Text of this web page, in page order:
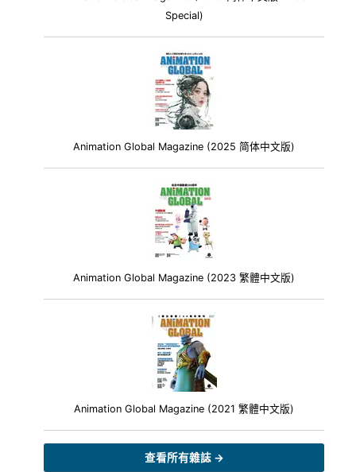
Special)
Animation Global Magazine (2025 简体中文版)
Animation Global Magazine (2023 繁體中文版)
Animation Global Magazine (2021 繁體中文版)
查看所有雜誌 →